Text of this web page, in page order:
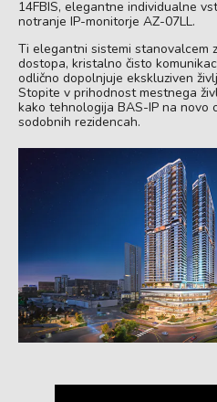
14FBIS, elegantne individualne
notranje IP-monitorje AZ-07LL.
Ti elegantni sistemi stanovalcem
dostopa, kristalno čisto
odlično dopolnjuje ekskluziven
Stopite v prihodnost mestnega
kako tehnologija BAS-IP na novo
sodobnih rezidencah.